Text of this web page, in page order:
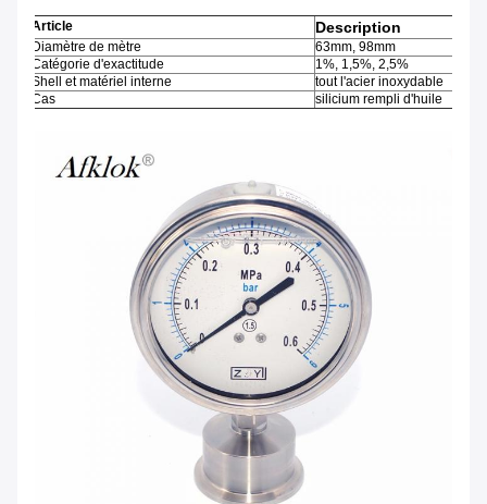
Article Description
Diamètre de mètre
63mm, 98mm
Catégorie d'exactitude
1%, 1,5%, 2,5%
Shell et matériel interne
tout l'acier inoxydable
Cas
silicium rempli d'huile